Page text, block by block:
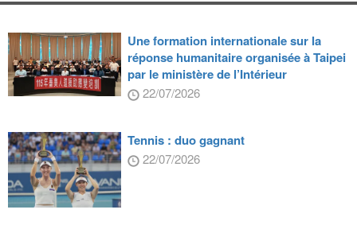
Une formation internationale sur la
réponse humanitaire organisée à Taipei
par le ministère de l’Intérieur
22/07/2026
Tennis : duo gagnant
22/07/2026